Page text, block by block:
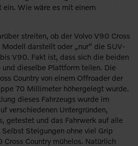
ein. Wie wäre es mit einem
streiten, ob der Volvo V90 Cross
Modell darstellt oder „nur“ die SUV-
V90. Fakt ist, dass sich die beiden
und dieselbe Plattform teilen. Die
Country von einem Offroader der
70 Millimeter höhergelegt wurde.
dieses Fahrzeugs wurde im
verschiedenen Untergründen,
getestet und das Fahrwerk auf alle
Steigungen ohne viel Grip
Country mühelos. Natürlich